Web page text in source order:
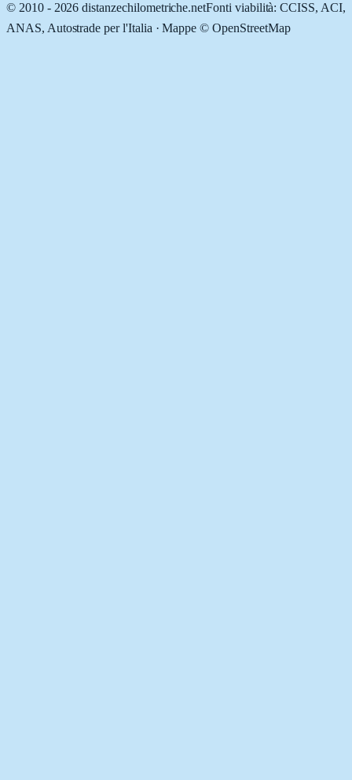
© 2010 - 2026 distanzechilometriche.netFonti viabilità: CCISS, ACI,
ANAS, Autostrade per l'Italia · Mappe © OpenStreetMap